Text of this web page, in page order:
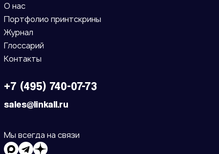
О нас
Портфолио принтскрины
Журнал
Глоссарий
Контакты
+7 (495) 740-07-73
sales@linkall.ru
Мы всегда на связи